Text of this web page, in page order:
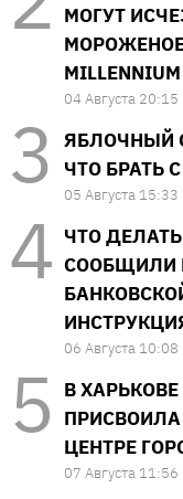
МОГУТ
MILLENNIUM
04 Августа 20:15
ЯБЛОЧНЫЙ
ЧТО БРАТЬ
05 Августа 15:33
ЧТО
СООБЩИЛИ
06 Августа 10:08
В
ЦЕНТРЕ
07 Августа 11:56